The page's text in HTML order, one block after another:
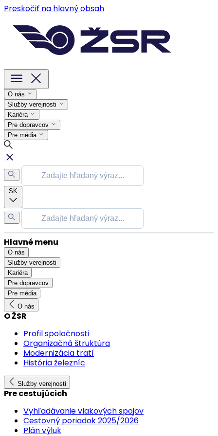
Preskočiť na hlavný obsah
O nás
Služby verejnosti
Kariéra
Pre dopravcov
Pre média
SK
Hlavné menu
O nás
Služby verejnosti
Kariéra
Pre dopravcov
Pre média
O nás
O ŽSR
Profil spoločnosti
Organizačná štruktúra
Modernizácia tratí
História železníc
Služby verejnosti
Pre cestujúcich
Vyhľadávanie vlakových spojov
Cestovný poriadok 2025/2026
Plán výluk